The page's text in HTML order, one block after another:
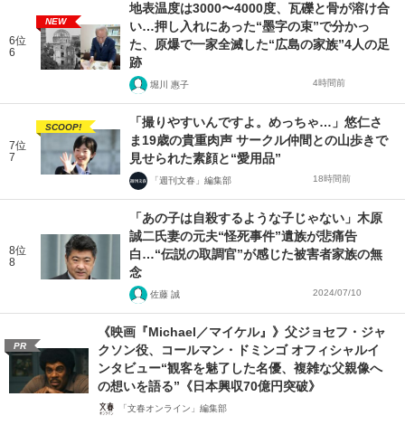
6位
6
NEW
地表温度は3000〜4000度、瓦礫と骨が溶け合
い…押し入れにあった“墨字の束”で分かっ
た、原爆で一家全滅した“広島の家族”4人の足
跡
堀川 惠子 4時間前
7位
7
SCOOP!
「撮りやすいんですよ。めっちゃ…」悠仁さ
ま19歳の貴重肉声 サークル仲間との山歩きで
見せられた素顔と“愛用品”
「週刊文春」編集部 18時間前
8位
8
「あの子は自殺するような子じゃない」木原
誠二氏妻の元夫“怪死事件”遺族が悲痛告
白…“伝説の取調官”が感じた被害者家族の無
念
佐藤 誠 2024/07/10
PR
《映画『Michael／マイケル』》父ジョセフ・ジャ
クソン役、コールマン・ドミンゴ オフィシャルイ
ンタビュー“観客を魅了した名優、複雑な父親像へ
の想いを語る”《日本興収70億円突破》
「文春オンライン」編集部